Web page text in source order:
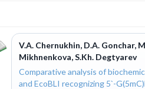
V.A. Chernukhin, D.A. Gonchar,
Mikhnenkova, S.Kh. Degtyarev
Comparative analysis of
and EcoBLI recognizing 5`-